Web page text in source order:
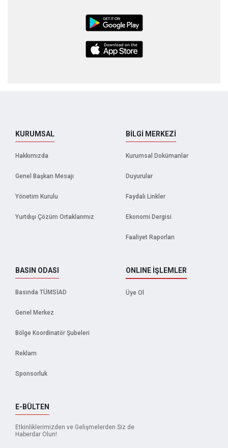
KURUMSAL
Hakkımızda
Genel Başkan Mesajı
Yönetim Kurulu
Yurtdışı Çözüm Ortaklarımız
BİLGİ MERKEZİ
Kurumsal Dokümanlar
Duyurular
Faydalı Linkler
Ekonomi Dergisi
Faaliyet Raporları
BASIN ODASI
Basında TÜMSİAD
Genel Merkez
Bölge Koordinatör Şubeleri
Reklam
Sponsorluk
ONLINE İŞLEMLER
Üye Ol
E-BÜLTEN
Etkinliklerimizden ve Gelişmelerden Siz de
Haberdar Olun!